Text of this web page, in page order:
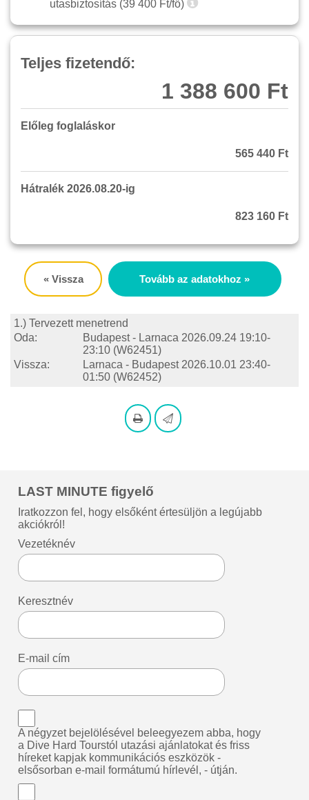
utasbiztosítás (39 400 Ft/fő)
Teljes fizetendő:
1 388 600 Ft
Előleg foglaláskor
565 440 Ft
Hátralék 2026.08.20-ig
823 160 Ft
« Vissza Tovább az adatokhoz »
1.) Tervezett menetrend
Oda:
Budapest - Larnaca 2026.09.24 19:10-
23:10 (W62451)
Vissza:
Larnaca - Budapest 2026.10.01 23:40-
01:50 (W62452)
LAST MINUTE figyelő
Iratkozzon fel, hogy elsőként értesüljön a legújabb
akciókról!
Vezetéknév
Keresztnév
E-mail cím
A négyzet bejelölésével beleegyezem abba, hogy
a Dive Hard Tourstól utazási ajánlatokat és friss
híreket kapjak kommunikációs eszközök -
elsősorban e-mail formátumú hírlevél, - útján.